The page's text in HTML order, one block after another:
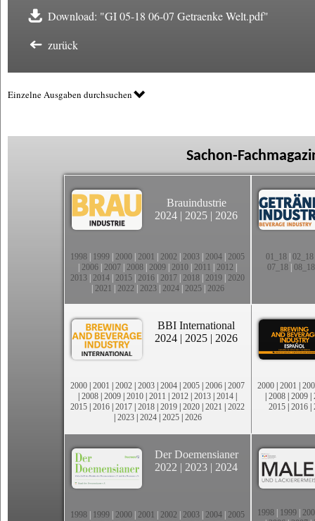
Download: "GI 05-18 06-07 Getraenke Welt.pdf"
zurück
Einzelne Ausgaben durchsuchen
Sachon-
Brauindustrie
2024 | 2025 | 2026
1998 1999 2000 2001 2002 2003 2004 2005
2006 2007 2008 2009 2010 2011 2012
2013 2014 2015 2016 2017 2018 2019 2020
2021 2022 2023| 2024| 2025| 2026
01_18| 02_18
07_18 08_18
BBI International
2024 | 2025 | 2026
2000 | 2001 | 2002 | 2003 | 2004 | 2005 | 2006 | 2007
| 2008 | 2009 | 2010 | 2011 | 2012 | 2013 | 2014 |
2015 | 2016 | 2017 | 2018 | 2019 | 2020 | 2021 | 2022
| 2023| 2024| 2025| 2026
2000 | 2001 |
| 2008 | 2009 |
2015 | 2016 |
Der Doemensianer
2022 | 2023 | 2024
1998 1999 2000 2001 2002 2003 2004 2005
1998 1999